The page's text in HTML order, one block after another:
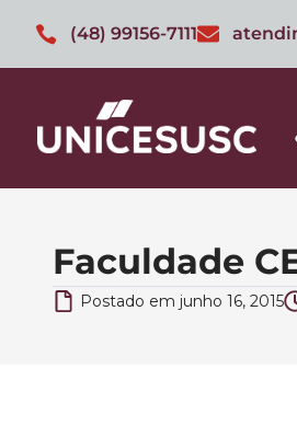
(48) 99156-7111
Faculdade
Postado em junho 16, 2015